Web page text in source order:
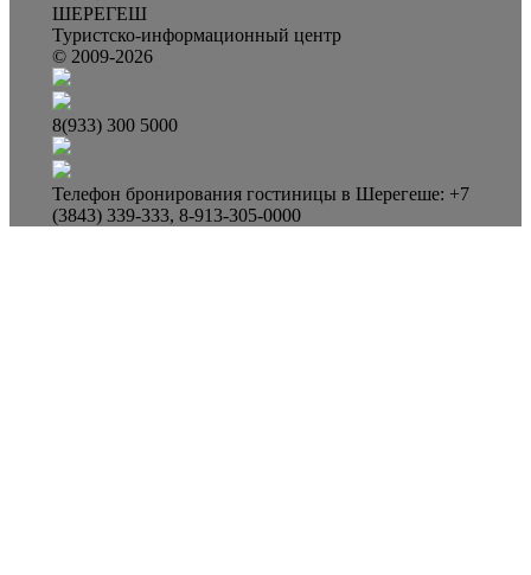
ШЕРЕГЕШ
Туристско-информационный центр
© 2009-2026
8(933) 300 5000
Телефон бронирования гостиницы в Шерегеше: +7
(3843) 339-333, 8-913-305-0000